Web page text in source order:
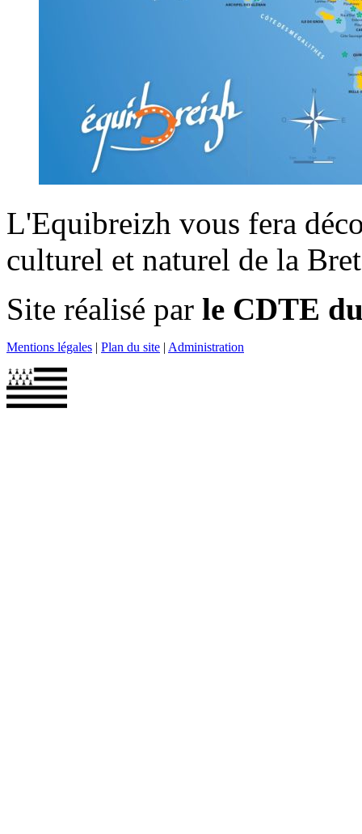
L'Equibreizh vous fera
culturel et naturel de la
Site réalisé par le CDTE
Mentions légales | Plan du site | Administration